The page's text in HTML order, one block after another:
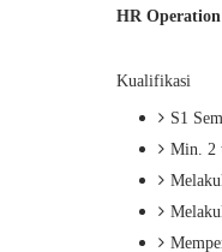
HR Operation
Kualifikasi
S1
Min. 2